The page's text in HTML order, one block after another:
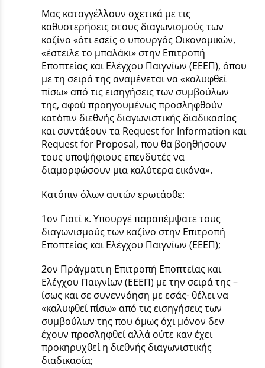
Μας καταγγέλλουν σχετικά με τις
καθυστερήσεις στους διαγωνισμούς των
καζίνο «ότι εσείς ο υπουργός Οικονομικών,
«έστειλε το μπαλάκι» στην Επιτροπή
Εποπτείας και Ελέγχου Παιγνίων (ΕΕΕΠ), όπου
με τη σειρά της αναμένεται να «καλυφθεί
πίσω» από τις εισηγήσεις των συμβούλων
της, αφού προηγουμένως προσληφθούν
κατόπιν διεθνής διαγωνιστικής διαδικασίας
και συντάξουν τα Request for Information και
Request for Proposal, που θα βοηθήσουν
τους υποψήφιους επενδυτές να
διαμορφώσουν μια καλύτερα εικόνα».
Κατόπιν όλων αυτών ερωτάσθε:
1ον Γιατί κ. Υπουργέ παραπέμψατε τους
διαγωνισμούς των καζίνο στην Επιτροπή
Εποπτείας και Ελέγχου Παιγνίων (ΕΕΕΠ);
2ον Πράγματι η Επιτροπή Εποπτείας και
Ελέγχου Παιγνίων (ΕΕΕΠ) με την σειρά της –
ίσως και σε συνεννόηση με εσάς- θέλει να
«καλυφθεί πίσω» από τις εισηγήσεις των
συμβούλων της που όμως όχι μόνον δεν
έχουν προσληφθεί αλλά ούτε καν έχει
προκηρυχθεί η διεθνής διαγωνιστικής
διαδικασία;